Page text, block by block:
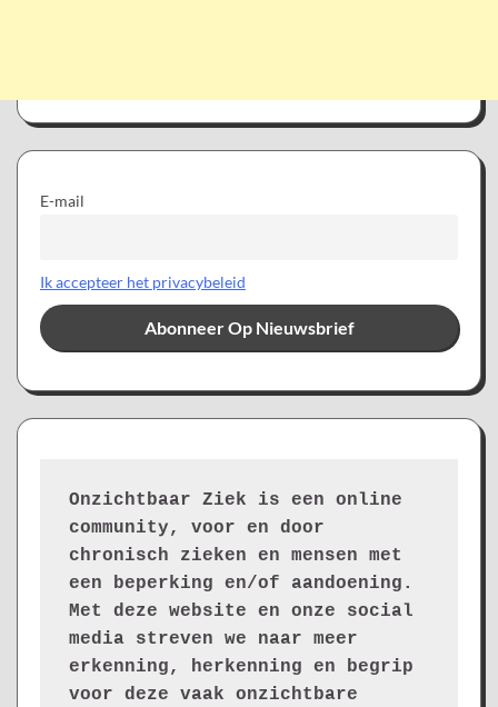
E-mail
Ik accepteer het privacybeleid
Onzichtbaar Ziek is een online
community, voor en door
chronisch zieken en mensen met
een beperking en/of aandoening.
Met deze website en onze social
media streven we naar meer
erkenning, herkenning en begrip
voor deze vaak onzichtbare